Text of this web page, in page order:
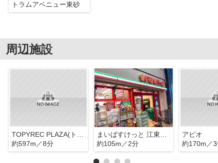
トラムアベニュー東砂
周辺施設
約597m／8分
約105m／2分
アピオ
約170m／